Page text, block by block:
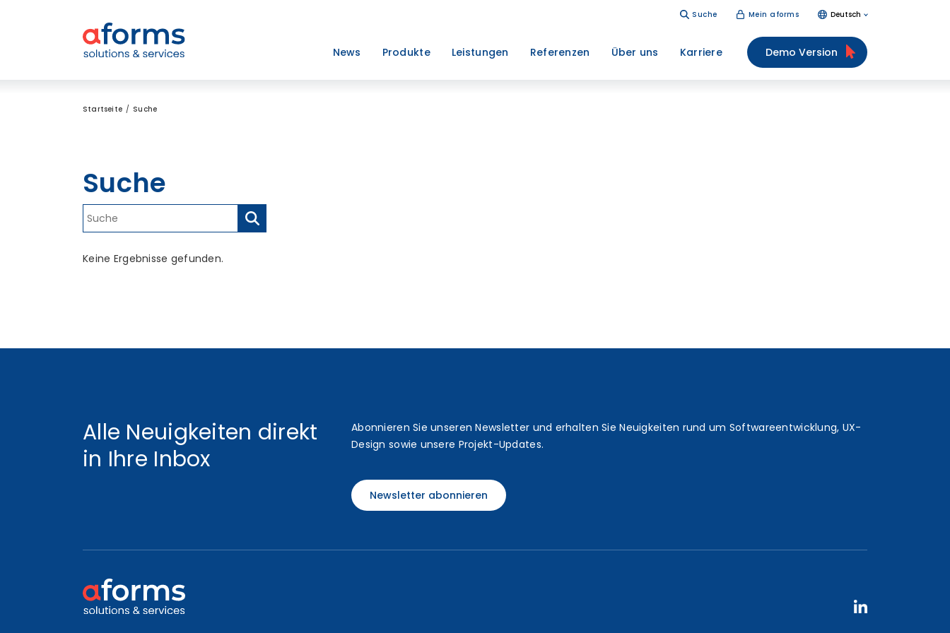
Suche Mein aforms Deutsch
News Produkte Leistungen Referenzen Über uns Karriere Demo Version
Startseite Suche
Suche
Keine Ergebnisse gefunden.
Alle Neuigkeiten direkt
in Ihre Inbox
Abonnieren Sie unseren Newsletter und erhalten Sie Neuigkeiten rund um Softwareentwicklung, UX-
Design sowie unsere Projekt-Updates.
Newsletter abonnieren